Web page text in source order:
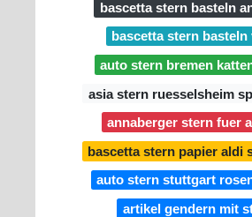
bascetta stern basteln
bascetta stern basteln
auto stern bremen
asia stern ruesselsheim
annaberger stern fuer
bascetta stern papier aldi
auto stern stuttgart
artikel gendern mit